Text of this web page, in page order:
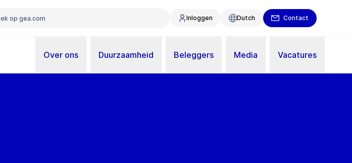
Inloggen Dutch Contact
Over ons Duurzaamheid Beleggers Media Vacatures